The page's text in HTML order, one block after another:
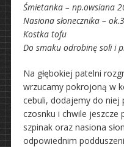
Śmietanka – np.owsiana
Nasiona słonecznika –
Kostka tofu
Do smaku odrobinę soli i
Na głębokiej patelni
wrzucamy pokrojoną w
cebuli, dodajemy do niej
czosnku i chwile jeszcze
szpinak oraz nasiona
odpowiednim